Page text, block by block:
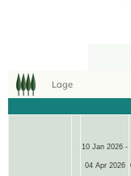
Lage
10 Jan 2026 -
04 Apr 2026